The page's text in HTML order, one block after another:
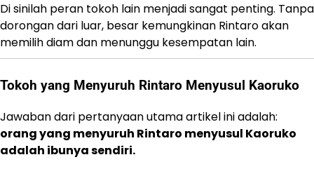
Di sinilah peran tokoh lain menjadi sangat penting. Tanpa
dorongan dari luar, besar kemungkinan Rintaro akan
memilih diam dan menunggu kesempatan lain.
Tokoh yang Menyuruh Rintaro Menyusul Kaoruko
Jawaban dari pertanyaan utama artikel ini adalah:
orang yang menyuruh Rintaro menyusul Kaoruko
adalah ibunya sendiri.